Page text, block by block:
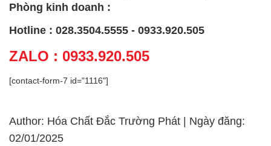
Phòng kinh doanh :
Hotline : 028.3504.5555 - 0933.920.505
ZALO : 0933.920.505
[contact-form-7 id="1116"]
Author: Hóa Chất Đắc Trường Phát | Ngày đăng:
02/01/2025